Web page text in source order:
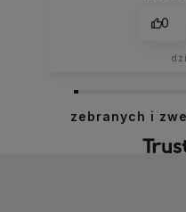
0
zebranych i